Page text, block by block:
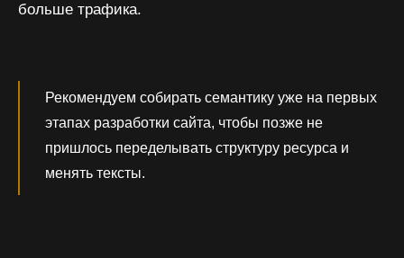
больше трафика.
Рекомендуем собирать семантику уже на первых
этапах разработки сайта, чтобы позже не
пришлось переделывать структуру ресурса и
менять тексты.